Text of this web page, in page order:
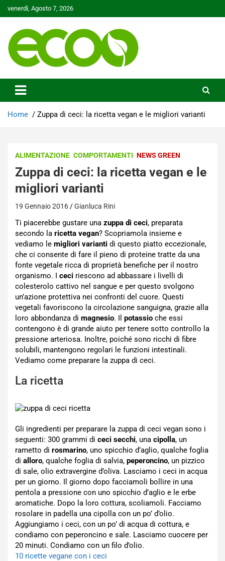
to
venerdì, Agosto 7, 2026
Ecoo.it
Home Zuppa di ceci: la ricetta vegan e le migliori varianti
ALIMENTAZIONE COMPORTAMENTI NEWS GREEN
Zuppa di ceci: la ricetta vegan e le
migliori varianti
19 Gennaio 2016 Gianluca Rini
Ti piacerebbe gustare una zuppa di ceci, preparata
secondo la ricetta vegan? Scopriamola insieme e
vediamo le migliori varianti di questo piatto eccezionale,
che ci consente di fare il pieno di proteine tratte da una
fonte vegetale ricca di proprietà benefiche per il nostro
organismo. I ceci riescono ad abbassare i livelli di
colesterolo cattivo nel sangue e per questo svolgono
un’azione protettiva nei confronti del cuore. Questi
vegetali favoriscono la circolazione sanguigna, grazie alla
loro abbondanza di magnesio. Il potassio che essi
contengono è di grande aiuto per tenere sotto controllo la
pressione arteriosa. Inoltre, poiché sono ricchi di fibre
solubili, mantengono regolari le funzioni intestinali.
Vediamo come preparare la zuppa di ceci.
La ricetta
Gli ingredienti per preparare la zuppa di ceci vegan sono i
seguenti: 300 grammi di ceci secchi, una cipolla, un
rametto di rosmarino, uno spicchio d’aglio, qualche foglia
di alloro, qualche foglia di salvia, peperoncino, un pizzico
di sale, olio extravergine d’oliva. Lasciamo i ceci in acqua
per un giorno. Il giorno dopo facciamoli bollire in una
pentola a pressione con uno spicchio d’aglio e le erbe
aromatiche. Dopo la loro cottura, scoliamoli. Facciamo
rosolare in padella una cipolla con un po’ d’olio.
Aggiungiamo i ceci, con un po’ di acqua di cottura, e
condiamo con peperoncino e sale. Lasciamo cuocere per
20 minuti. Condiamo con un filo d’olio.
10 ricette vegane con i ceci